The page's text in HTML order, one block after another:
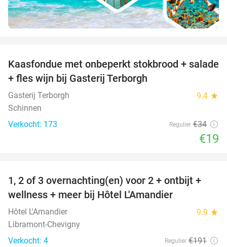
44%
Kaasfondue met onbeperkt stokbrood + salade
+ fles wijn bij Gasterij Terborgh
Gasterij Terborgh 9.4 star
Schinnen
Verkocht: 173
Regulier €34
€19
32%
TODAY
1, 2 of 3 overnachting(en) voor 2 + ontbijt +
wellness + meer bij Hôtel L'Amandier
Hôtel L'Amandier 9.9 star
Libramont-Chevigny
Verkocht: 4
Regulier €191